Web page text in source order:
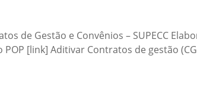
de Gestão e Convênios – SUPECC
POP [link] Aditivar Contratos de gestão